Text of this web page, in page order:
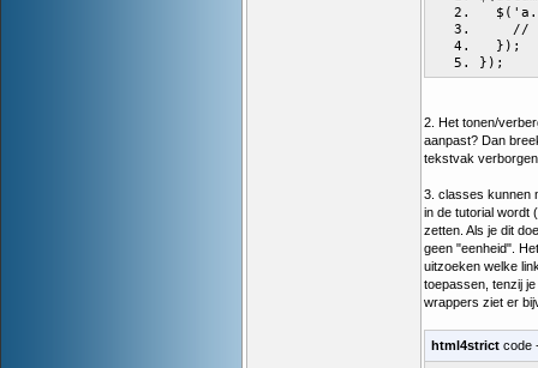
//
  });
});
2. Het tonen/
aanpast? Dan
tekstvak
3. classes kunnen
in de tutorial wordt
zetten. Als je dit
geen "eenheid".
uitzoeken welke
toepassen, tenzij
wrappers ziet er
html4strict code